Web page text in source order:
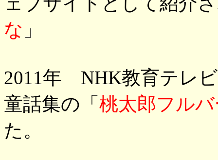
な 」
2011年 NHK教育テレ
童話集の「 桃太郎フル
た。